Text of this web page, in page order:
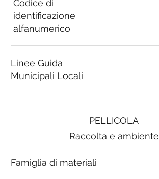
PELLICOLA
Raccolta e ambiente
Famiglia di materiali
Codice di
identificazione
alfanumerico
Linee Guida
Municipali Locali